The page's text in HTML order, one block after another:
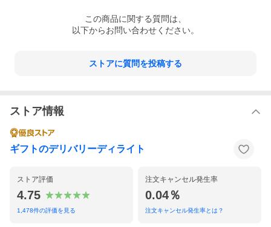
この商品に関する質問は、
以下からお問い合わせください。
ストアに質問を投稿する
ストア情報
ギフトのデリバリーディライト
ストア評価
4.75
1,478件の評価を見る
注文キャンセル発生率
0.04％
注文キャンセル発生率とは？